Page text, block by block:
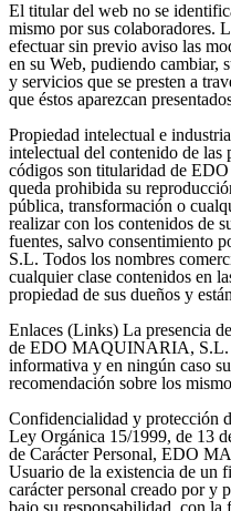
El titular del web no se
mismo por sus colaboradores.
efectuar sin previo aviso las
en su Web, pudiendo cambiar,
y servicios que se presten a
que éstos aparezcan
Propiedad intelectual e
intelectual del contenido de las
códigos son titularidad de
queda prohibida su
pública, transformación o
realizar con los contenidos de
fuentes, salvo
S.L. Todos los nombres
cualquier clase contenidos en
propiedad de sus dueños y
Enlaces (Links) La presencia
de EDO MAQUINARIA, S.L.
informativa y en ningún caso
recomendación sobre los
Confidencialidad y protección
Ley Orgánica 15/1999, de 13
de Carácter Personal, EDO
Usuario de la existencia de un
carácter personal creado por
bajo su responsabilidad, con la